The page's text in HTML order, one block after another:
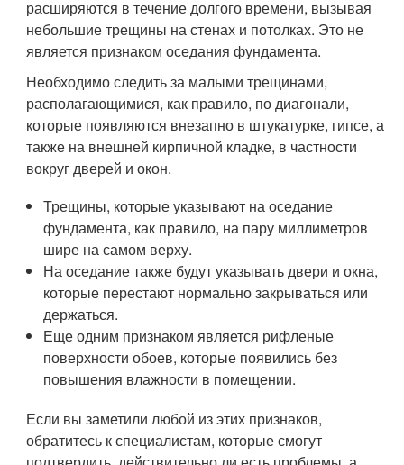
расширяются в течение долгого времени, вызывая
небольшие трещины на стенах и потолках. Это не
является признаком оседания фундамента.
Необходимо следить за малыми трещинами,
располагающимися, как правило, по диагонали,
которые появляются внезапно в штукатурке, гипсе, а
также на внешней кирпичной кладке, в частности
вокруг дверей и окон.
Трещины, которые указывают на оседание
фундамента, как правило, на пару миллиметров
шире на самом верху.
На оседание также будут указывать двери и окна,
которые перестают нормально закрываться или
держаться.
Еще одним признаком является рифленые
поверхности обоев, которые появились без
повышения влажности в помещении.
Если вы заметили любой из этих признаков,
обратитесь к специалистам, которые смогут